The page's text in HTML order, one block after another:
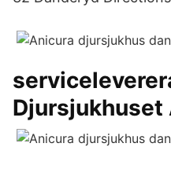
Djursjukhuset